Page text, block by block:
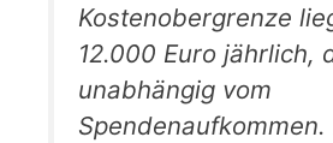
Kostenobergrenze
12.000 Euro jährlich,
unabhängig vom
Spendenaufkommen.